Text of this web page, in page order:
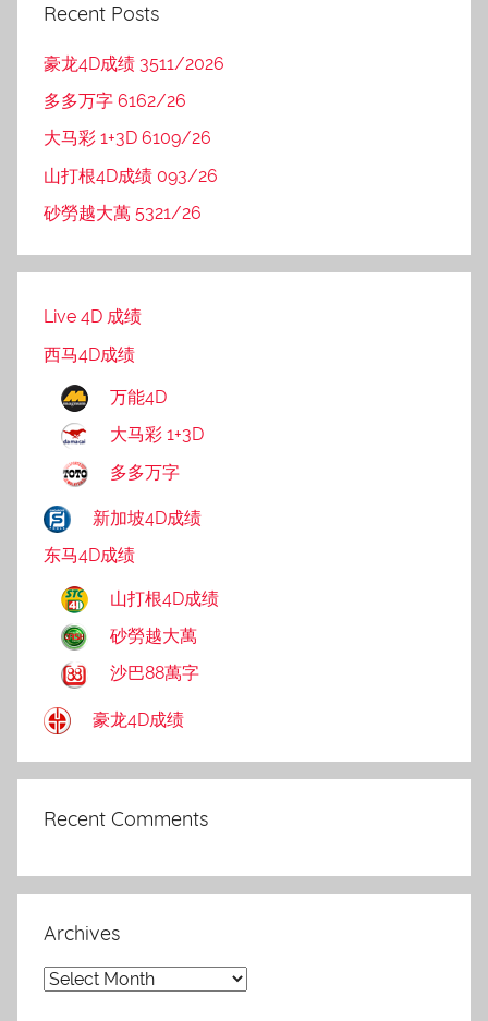
Recent Posts
豪龙4D成绩 3511/2026
多多万字 6162/26
大马彩 1+3D 6109/26
山打根4D成绩 093/26
砂勞越大萬 5321/26
Live 4D 成绩
西马4D成绩
万能4D
大马彩 1+3D
多多万字
新加坡4D成绩
东马4D成绩
山打根4D成绩
砂勞越大萬
沙巴88萬字
豪龙4D成绩
Recent Comments
Archives
Archives